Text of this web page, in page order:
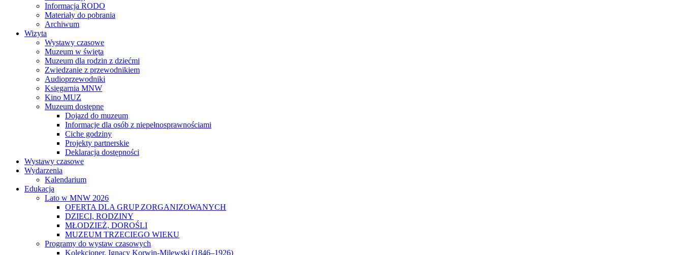
Informacja RODO
Materiały do pobrania
Archiwum
Wizyta
Wystawy czasowe
Muzeum w święta
Muzeum dla rodzin z dziećmi
Zwiedzanie z przewodnikiem
Audioprzewodniki
Księgarnia MNW
Kino MUZ
Muzeum dostępne
Dojazd do muzeum
Informacje dla osób z niepełnosprawnościami
Ciche godziny
Projekty partnerskie
Deklaracja dostępności
Wystawy czasowe
Wydarzenia
Kalendarium
Edukacja
Lato w MNW 2026
OFERTA DLA GRUP ZORGANIZOWANYCH
DZIECI, RODZINY
MŁODZIEŻ, DOROŚLI
MUZEUM TRZECIEGO WIEKU
Programy do wystaw czasowych
Kolekcjoner. Ignacy Korwin-Milewski (1846–1926)